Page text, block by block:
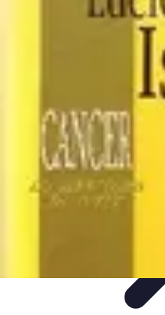
Stratégies avancées
Optimisation des performances